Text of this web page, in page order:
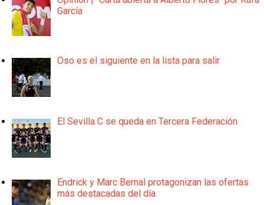
García
Oso es el siguiente en la lista para salir
El Sevilla C se queda en Tercera Federación
Endrick y Marc Bernal protagonizan las ofertas
más destacadas del día